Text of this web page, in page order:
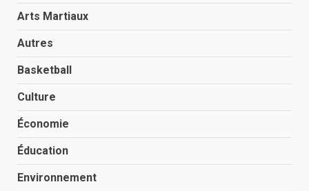
Arts Martiaux
Autres
Basketball
Culture
Économie
Éducation
Environnement